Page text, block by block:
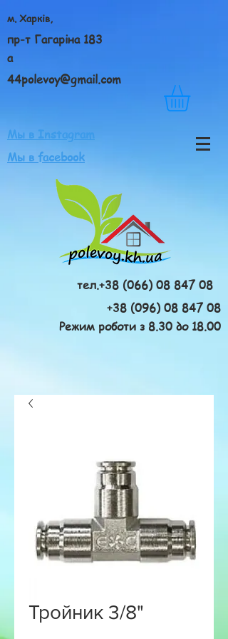
м. Харків,
пр-т Гагаріна 183
а
44polevoy@gmail.com
Мы в Instagram
Мы в facebook
тел.+38 (066) 08 847 08
+38 (096) 08 847 08
Режим роботи з 8.30 до 18.00
Тройник 3/8"